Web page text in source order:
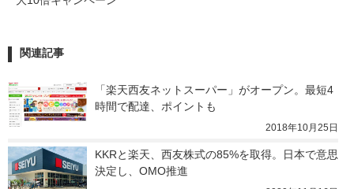
関連記事
「楽天西友ネットスーパー」がオープン。最短4
時間で配達、ポイントも
2018年10月25日
KKRと楽天、西友株式の85%を取得。日本で意思
決定し、OMO推進